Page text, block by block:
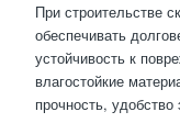
При строительстве
обеспечивать
устойчивость к
влагостойкие
прочность,